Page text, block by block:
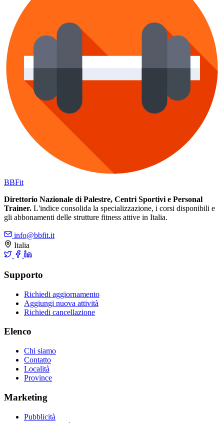
BBFit
Direttorio Nazionale di Palestre, Centri Sportivi e Personal
Trainer. L'indice consolida la specializzazione, i corsi disponibili e
gli abbonamenti delle strutture fitness attive in Italia.
info@bbfit.it
Italia
Supporto
Richiedi aggiornamento
Aggiungi nuova attività
Richiedi cancellazione
Elenco
Chi siamo
Contatto
Località
Province
Marketing
Pubblicità